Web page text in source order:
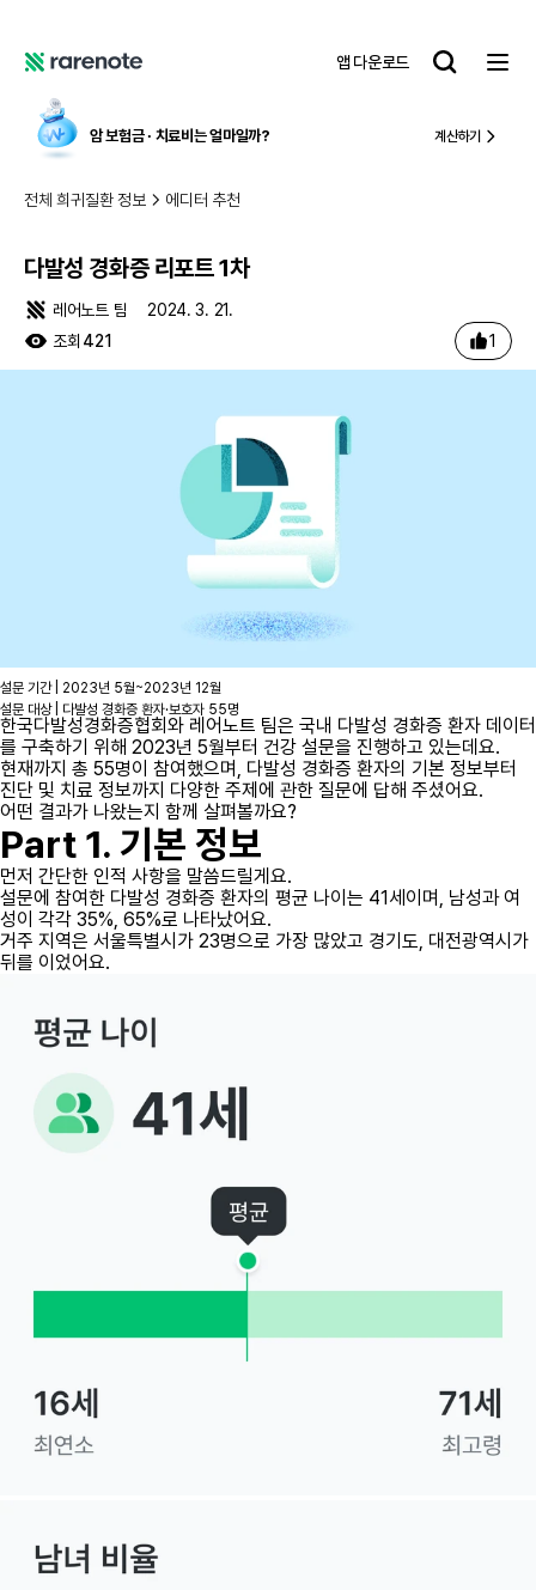
노
앱 다운로드
레
트
국내 유일, 중증 질환 맞춤형 보험케어 알아보기
전체 희귀질환 정보 에디터 추천
다발성 경화증 리포트 1차
레어노트 팀
2024. 3. 21.
조회 421 1
설문 기간 | 2023년 5월~2023년 12월
설문 대상 | 다발성 경화증 환자·보호자 55명
한국다발성경화증협회와 레어노트 팀은 국내 다발성 경화증 환자 데이터
를 구축하기 위해 2023년 5월부터 건강 설문을 진행하고 있는데요.
현재까지 총 55명이 참여했으며, 다발성 경화증 환자의 기본 정보부터
진단 및 치료 정보까지 다양한 주제에 관한 질문에 답해 주셨어요.
어떤 결과가 나왔는지 함께 살펴볼까요?
Part 1. 기본 정보
먼저 간단한 인적 사항을 말씀드릴게요.
설문에 참여한 다발성 경화증 환자의 평균 나이는 41세이며, 남성과 여
성이 각각 35%, 65%로 나타났어요.
거주 지역은 서울특별시가 23명으로 가장 많았고 경기도, 대전광역시가
뒤를 이었어요.